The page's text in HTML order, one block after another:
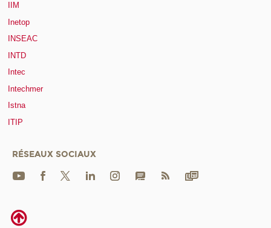
IIM
Inetop
INSEAC
INTD
Intec
Intechmer
Istna
ITIP
RÉSEAUX SOCIAUX